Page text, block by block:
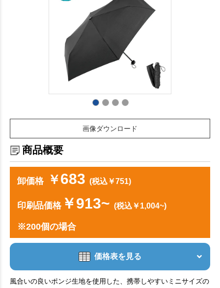
画像ダウンロード
商品概要
卸価格 ￥683 (税込￥751)
印刷品価格￥913~ (税込￥1,004~)
※200個の場合
価格表を見る
風合いの良いポンジ生地を使用した、携帯しやすいミニサイズの